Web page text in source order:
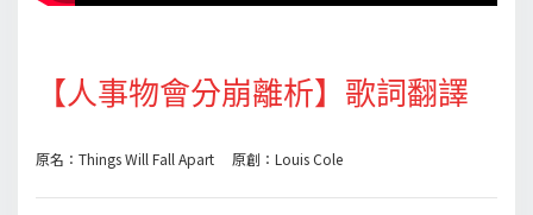
【人事物會分崩離析】歌詞翻譯
原名：Things Will Fall Apart 原創：Louis Cole